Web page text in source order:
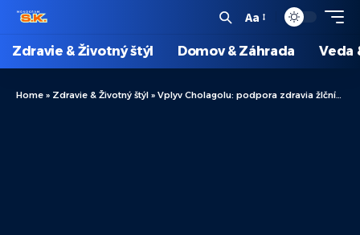
Aa
Zdravie & Životný štýl Domov & Záhrada Veda
Home » Zdravie & Životný štýl » Vplyv Cholagolu: podpora zdravia žlčníka a detoxikácie organizmu